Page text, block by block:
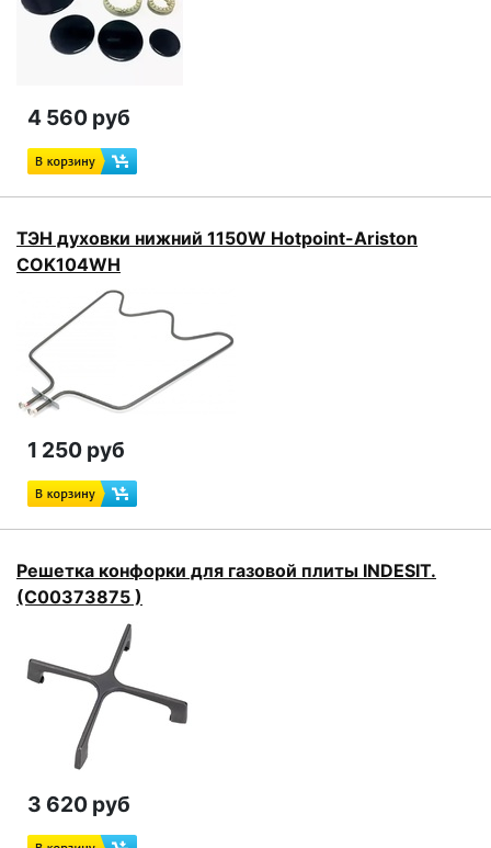
4 560 руб
ТЭН духовки нижний 1150W Hotpoint-Ariston
COK104WH
1 250 руб
Решетка конфорки для газовой плиты INDESIT.
(C00373875 )
3 620 руб